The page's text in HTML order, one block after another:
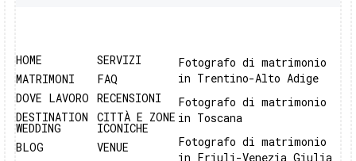
HOME
MATRIMONI
DOVE LAVORO
DESTINATION
WEDDING
BLOG
SERVIZI
FAQ
RECENSIONI
CITTÀ E ZONE
ICONICHE
VENUE
Fotografo di matrimonio
in Trentino-Alto Adige
Fotografo di matrimonio
in Toscana
Fotografo di matrimonio
in Friuli-Venezia Giulia